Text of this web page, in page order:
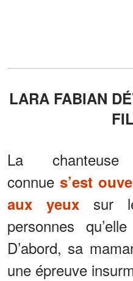
LARA FABIAN DÉVOILE TOUT SANS
La chanteuse
connues’est
aux yeux sur
personnes
D’abord, sa
une épreuve